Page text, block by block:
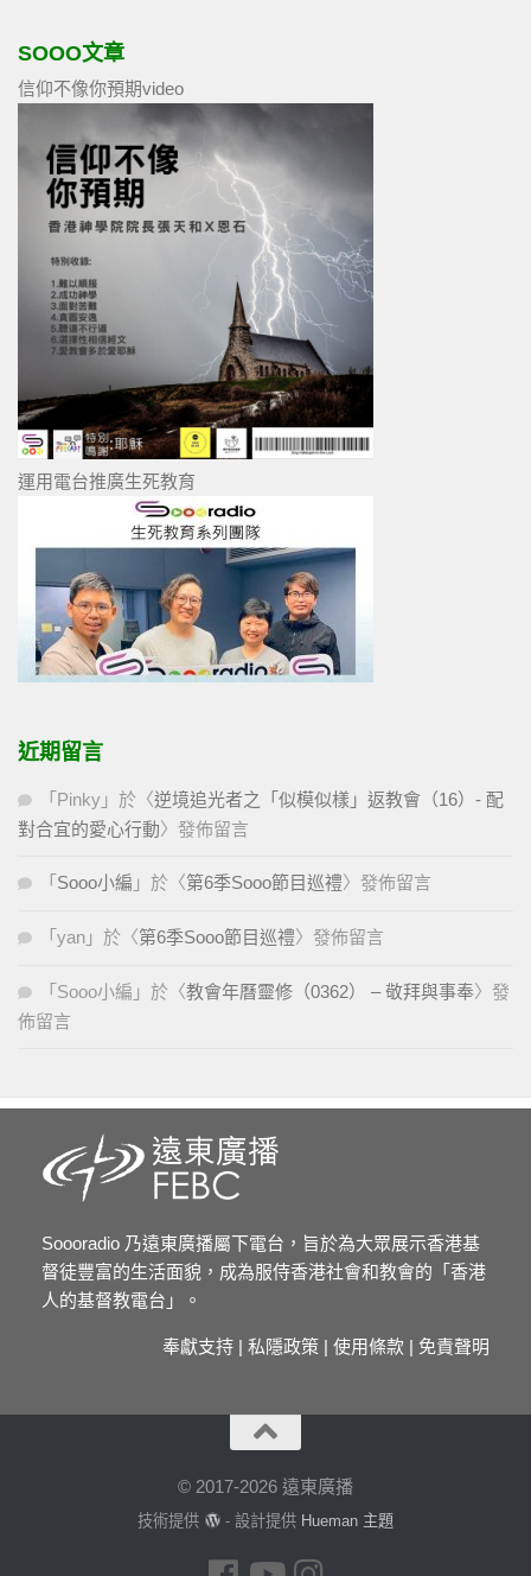
SOOO文章
信仰不像你預期video
運用電台推廣生死教育
近期留言
「 Pinky 」於〈逆境追光者之「似模似樣」返教會（16）- 配
對合宜的愛心行動〉發佈留言
「 Sooo小編 」於〈第6季Sooo節目巡禮〉發佈留言
「 yan 」於〈第6季Sooo節目巡禮〉發佈留言
「 Sooo小編 」於〈教會年曆靈修（0362） – 敬拜與事奉〉發
佈留言
Soooradio 乃遠東廣播屬下電台，旨於為大眾展示香港基
督徒豐富的生活面貌，成為服侍香港社會和教會的「香港
人的基督教電台」。
奉獻支持 | 私隱政策 | 使用條款 | 免責聲明
© 2017-2026 遠東廣播
技術提供 - 設計提供 Hueman 主題